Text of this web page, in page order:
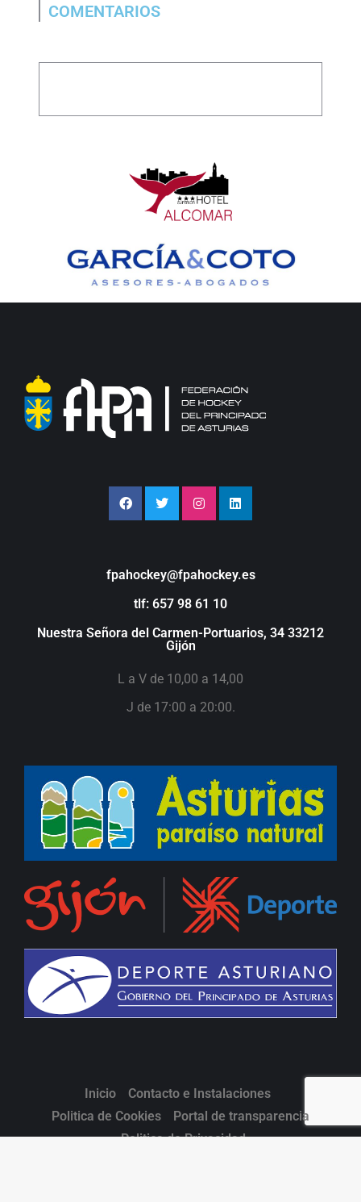
COMENTARIOS
fpahockey@fpahockey.es
tlf: 657 98 61 10
Nuestra Señora del Carmen-Portuarios, 34 33212
Gijón
L a V de 10,00 a 14,00
J de 17:00 a 20:00.
Inicio
Contacto e Instalaciones
Politica de Cookies
Portal de transparencia
Politica de Privacidad